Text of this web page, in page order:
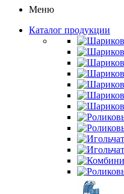
Меню
Каталог продукции